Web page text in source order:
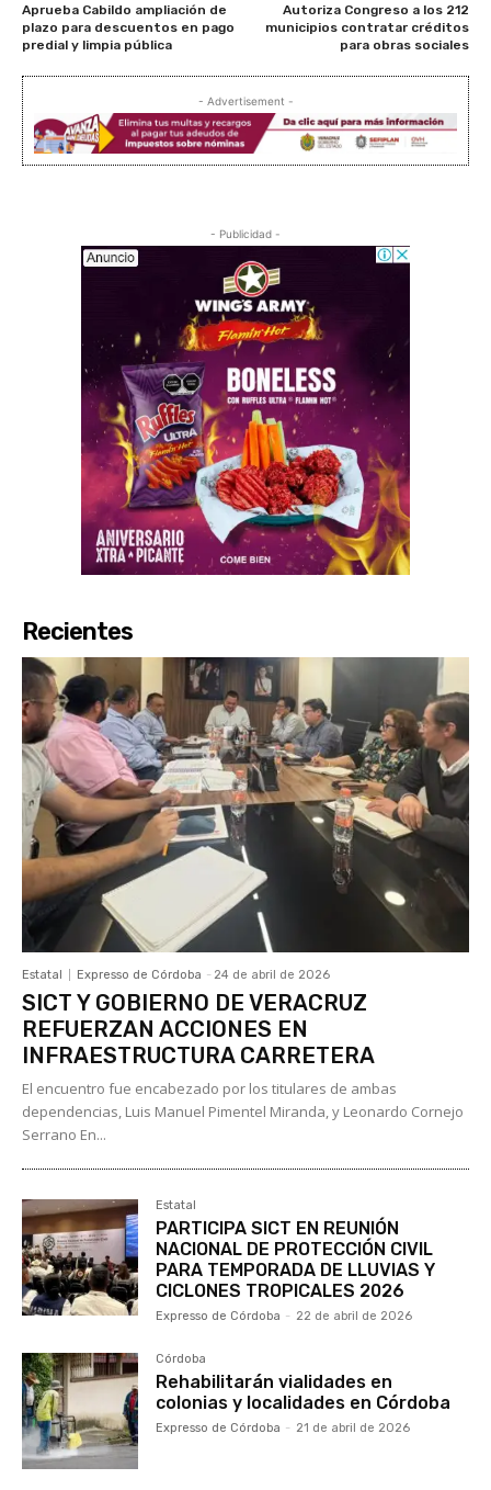
Aprueba Cabildo ampliación de
plazo para descuentos en pago
predial y limpia pública
Autoriza Congreso a los 212
municipios contratar créditos
para obras sociales
- Advertisement -
- Publicidad -
Recientes
Estatal Expresso de Córdoba - 24 de abril de 2026
SICT Y GOBIERNO DE VERACRUZ
REFUERZAN ACCIONES EN
INFRAESTRUCTURA CARRETERA
El encuentro fue encabezado por los titulares de ambas
dependencias, Luis Manuel Pimentel Miranda, y Leonardo Cornejo
Serrano En...
Estatal
PARTICIPA SICT EN REUNIÓN
NACIONAL DE PROTECCIÓN CIVIL
PARA TEMPORADA DE LLUVIAS Y
CICLONES TROPICALES 2026
Expresso de Córdoba - 22 de abril de 2026
Córdoba
Rehabilitarán vialidades en
colonias y localidades en Córdoba
Expresso de Córdoba - 21 de abril de 2026